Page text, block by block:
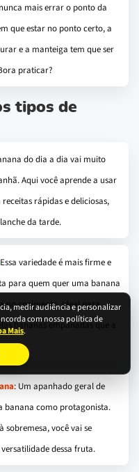
medir audiência e personalizar
com nossa política de
Mais.
mais errar o ponto da
que estar no ponto certo, a
e a manteiga tem que ser
praticar?
tipos de
do dia a dia vai muito
Aqui você aprende a usar
rápidas e deliciosas,
da tarde.
variedade é mais firme e
para quem quer uma banana
no cozimento. Ideal para
bananas empanadas que a
: Um apanhado geral de
banana como protagonista.
sobremesa, você vai se
dessa fruta.